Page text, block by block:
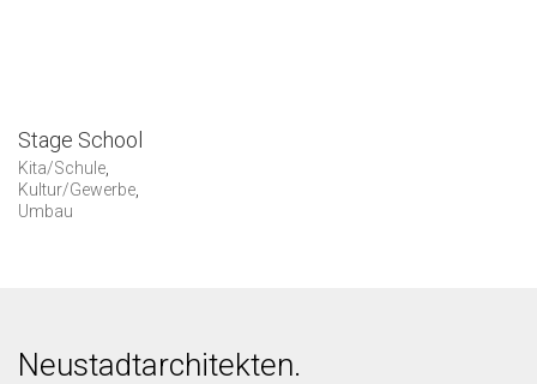
Stage School
Kita/Schule
Kultur/Gewerbe
Umbau
Neustadtarchitekten.